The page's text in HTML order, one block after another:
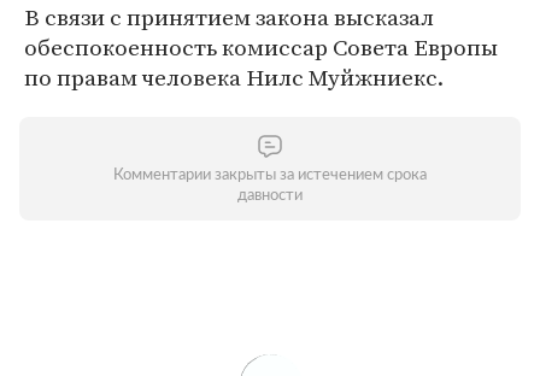
В связи с принятием закона высказал
обеспокоенность комиссар Совета Европы
по правам человека Нилс Муйжниекс.
Комментарии закрыты за истечением срока
давности